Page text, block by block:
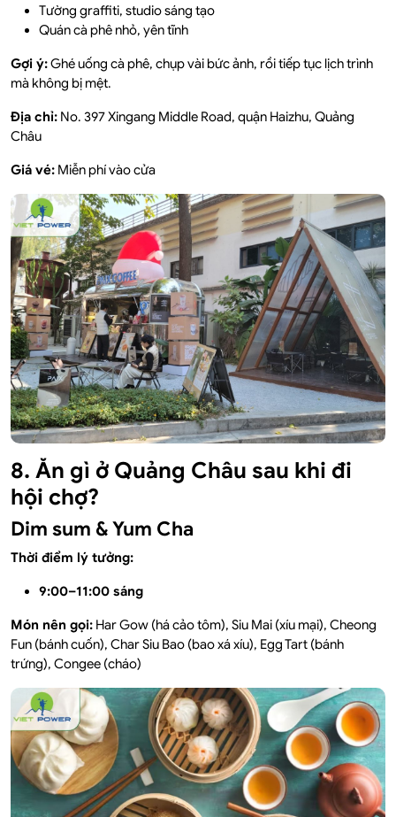
Tường graffiti, studio sáng tạo
Quán cà phê nhỏ, yên tĩnh
Gợi ý:Ghé uống cà phê, chụp vài bức ảnh, rồi tiếp tục lịch trình
mà không bị mệt.
Địa chỉ: No. 397 Xingang Middle Road, quận Haizhu, Quảng
Châu
Giá vé: Miễn phí vào cửa
8. Ăn gì ở Quảng Châu sau khi đi
hội chợ?
Dim sum & Yum Cha
Thời điểm lý tưởng:
9:00–11:00 sáng
Món nên gọi: Har Gow (há cảo tôm), Siu Mai (xíu mại), Cheong
Fun (bánh cuốn), Char Siu Bao (bao xá xíu), Egg Tart (bánh
trứng), Congee (cháo)